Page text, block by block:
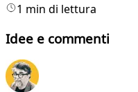
1 min di lettura
Idee e commenti